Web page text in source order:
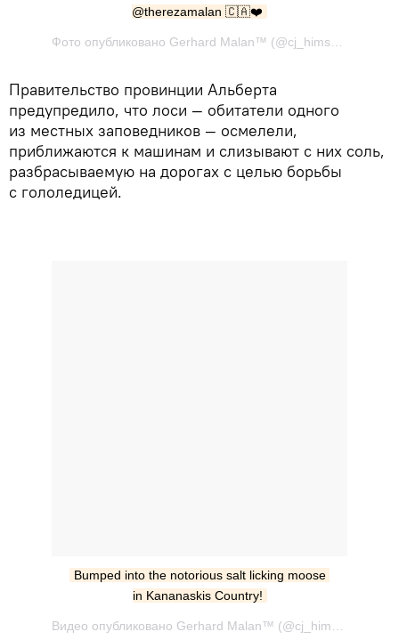
@therezamalan 🇨🇦❤️
Фото опубликовано Gerhard Malan™ (@cj_himself) Дек 16 2016 в 7:48 PST
Правительство провинции Альберта
предупредило, что лоси — обитатели одного
из местных заповедников — осмелели,
приближаются к машинам и слизывают с них соль,
разбрасываемую на дорогах с целью борьбы
с гололедицей.
Bumped into the notorious salt licking moose
in Kananaskis Country!
Видео опубликовано Gerhard Malan™ (@cj_himself) Дек 15 2016 в 3:51 PST